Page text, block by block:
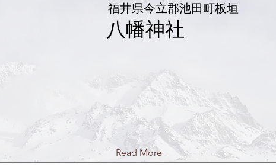
福井県今立郡池田町板垣
八幡神社
Read More